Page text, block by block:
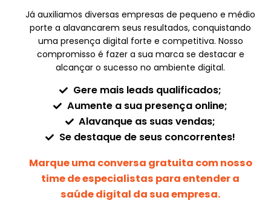
Já auxiliamos diversas empresas de pequeno e médio
porte a alavancarem seus resultados, conquistando
uma presença digital forte e competitiva. Nosso
compromisso é fazer a sua marca se destacar e
alcançar o sucesso no ambiente digital.
Gere mais leads qualificados;
Aumente a sua presença online;
Alavanque as suas vendas;
Se destaque de seus concorrentes!
Marque uma conversa gratuita com nosso
time de especialistas para entender a
saúde digital da sua empresa.